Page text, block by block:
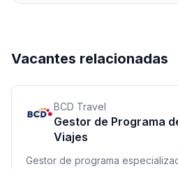
Vacantes relacionadas
BCD Travel
Gestor de Programa
Viajes
Gestor de programa